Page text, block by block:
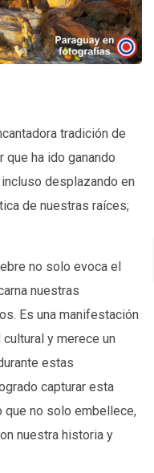
tradición de
que ha ido ganando
desplazando en
de nuestras raíces;
no solo evoca el
nuestras
Es una manifestación
y merece un
estas
capturar esta
que no solo embellece,
nuestra historia y